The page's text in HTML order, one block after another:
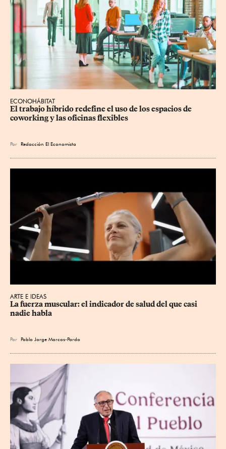
ECONOHÁBITAT
El trabajo híbrido redefine el uso de los espacios de
coworking y las oficinas flexibles
Por Redacción El Economista
ARTE E IDEAS
La fuerza muscular: el indicador de salud del que casi
nadie habla
Por Pablo Jorge Marcos-Pardo